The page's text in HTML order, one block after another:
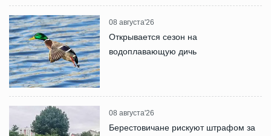
08 августа'26
Открывается сезон на
водоплавающую дичь
08 августа'26
Берестовичане рискуют штрафом за